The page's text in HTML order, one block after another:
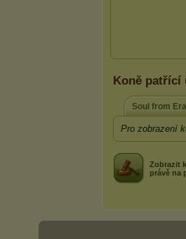
Koně patřící
Soul from
Pro zobrazení
Zobrazit
právě na